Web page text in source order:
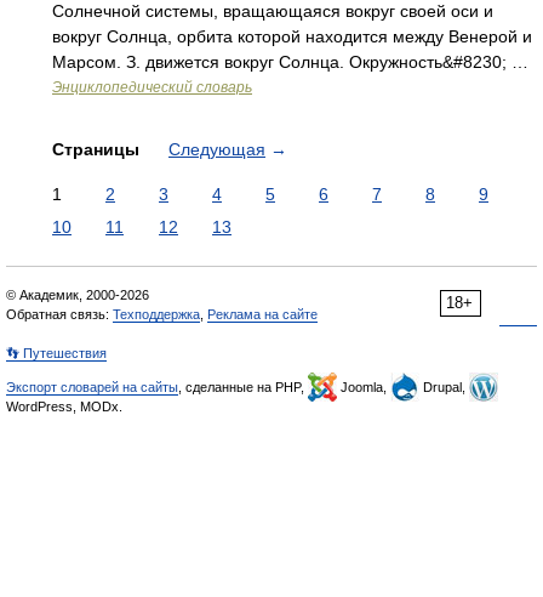
Солнечной системы, вращающаяся вокруг своей оси и
вокруг Солнца, орбита которой находится между Венерой и
Марсом. З. движется вокруг Солнца. Окружность&#8230; …
Энциклопедический словарь
Страницы Следующая →
1 2 3 4 5 6 7 8
9
10
11 12 13
18+
© Академик, 2000-2026
Обратная связь: Техподдержка Реклама на сайте
👣 Путешествия
Экспорт словарей на сайты , сделанные на PHP, Joomla,
Drupal,
WordPress, MODx.